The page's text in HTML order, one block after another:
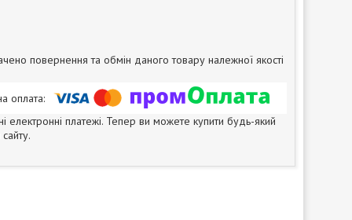
повернення та обмін даного товару належної якості
електронні платежі. Тепер ви можете купити будь-який